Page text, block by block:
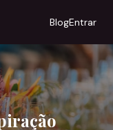
BlogEntrar